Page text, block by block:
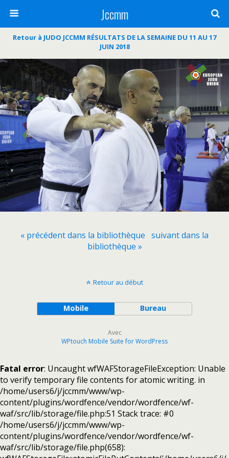
Jccmm
Retour à JUDO JCCMM RÉSULTATS DE LA SEMAINE DU 11 AU 17
JUIN 2018
« précédent dans la bibliothèque suivant dans la
bibliothèque »
Retour au début
Mobile Bureau
Avec
WPtouch Mobile Suite for WordPress
Fatal error: Uncaught wfWAFStorageFileException: Unable
to verify temporary file contents for atomic writing. in
/home/users6/j/jccmm/www/wp-
content/plugins/wordfence/vendor/wordfence/wf-
waf/src/lib/storage/file.php:51 Stack trace: #0
/home/users6/j/jccmm/www/wp-
content/plugins/wordfence/vendor/wordfence/wf-
waf/src/lib/storage/file.php(658):